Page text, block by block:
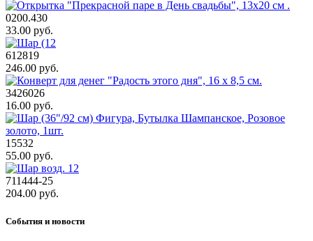
0200.430
33.00 руб.
612819
246.00 руб.
3426026
16.00 руб.
15532
55.00 руб.
711444-25
204.00 руб.
События и новости